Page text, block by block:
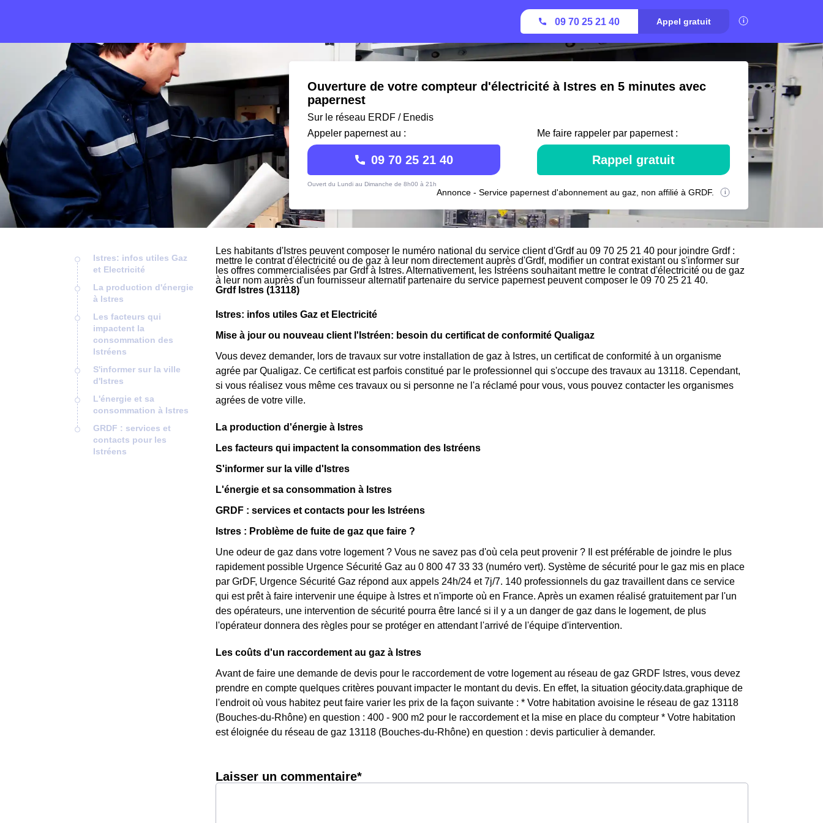
09 70 25 21 40 Appel gratuit
Ouverture de votre compteur d'électricité à Istres en 5 minutes avec
papernest
Sur le réseau ERDF / Enedis
Appeler papernest au :
09 70 25 21 40
Ouvert du Lundi au Dimanche de 8h00 à 21h
Me faire rappeler par papernest :
Rappel gratuit
Annonce - Service papernest d'abonnement au gaz, non affilié à GRDF.
Istres: infos utiles Gaz
et Electricité
La production d'énergie
à Istres
Les facteurs qui
impactent la
consommation des
Istréens
S'informer sur la ville
d'Istres
L'énergie et sa
consommation à Istres
GRDF : services et
contacts pour les
Istréens
Les habitants d'Istres peuvent composer le numéro national du service client d'Grdf au 09 70 25 21 40 pour joindre Grdf :
mettre le contrat d'électricité ou de gaz à leur nom directement auprès d'Grdf, modifier un contrat existant ou s'informer sur
les offres commercialisées par Grdf à Istres. Alternativement, les Istréens souhaitant mettre le contrat d'électricité ou de gaz
à leur nom auprès d'un fournisseur alternatif partenaire du service papernest peuvent composer le 09 70 25 21 40.
Grdf Istres (13118)
Istres: infos utiles Gaz et Electricité
Mise à jour ou nouveau client l'Istréen: besoin du certificat de conformité Qualigaz
Vous devez demander, lors de travaux sur votre installation de gaz à Istres, un certificat de conformité à un organisme
agrée par Qualigaz. Ce certificat est parfois constitué par le professionnel qui s'occupe des travaux au 13118. Cependant,
si vous réalisez vous même ces travaux ou si personne ne l'a réclamé pour vous, vous pouvez contacter les organismes
agrées de votre ville.
La production d'énergie à Istres
Les facteurs qui impactent la consommation des Istréens
S'informer sur la ville d'Istres
L'énergie et sa consommation à Istres
GRDF : services et contacts pour les Istréens
Istres : Problème de fuite de gaz que faire ?
Une odeur de gaz dans votre logement ? Vous ne savez pas d'où cela peut provenir ? Il est préférable de joindre le plus
rapidement possible Urgence Sécurité Gaz au 0 800 47 33 33 (numéro vert). Système de sécurité pour le gaz mis en place
par GrDF, Urgence Sécurité Gaz répond aux appels 24h/24 et 7j/7. 140 professionnels du gaz travaillent dans ce service
qui est prêt à faire intervenir une équipe à Istres et n'importe où en France. Après un examen réalisé gratuitement par l'un
des opérateurs, une intervention de sécurité pourra être lancé si il y a un danger de gaz dans le logement, de plus
l'opérateur donnera des règles pour se protéger en attendant l'arrivé de l'équipe d'intervention.
Les coûts d'un raccordement au gaz à Istres
Avant de faire une demande de devis pour le raccordement de votre logement au réseau de gaz GRDF Istres, vous devez
prendre en compte quelques critères pouvant impacter le montant du devis. En effet, la situation géocity.data.graphique de
l'endroit où vous habitez peut faire varier les prix de la façon suivante : * Votre habitation avoisine le réseau de gaz 13118
(Bouches-du-Rhône) en question : 400 - 900 m2 pour le raccordement et la mise en place du compteur * Votre habitation
est éloignée du réseau de gaz 13118 (Bouches-du-Rhône) en question : devis particulier à demander.
Laisser un commentaire*